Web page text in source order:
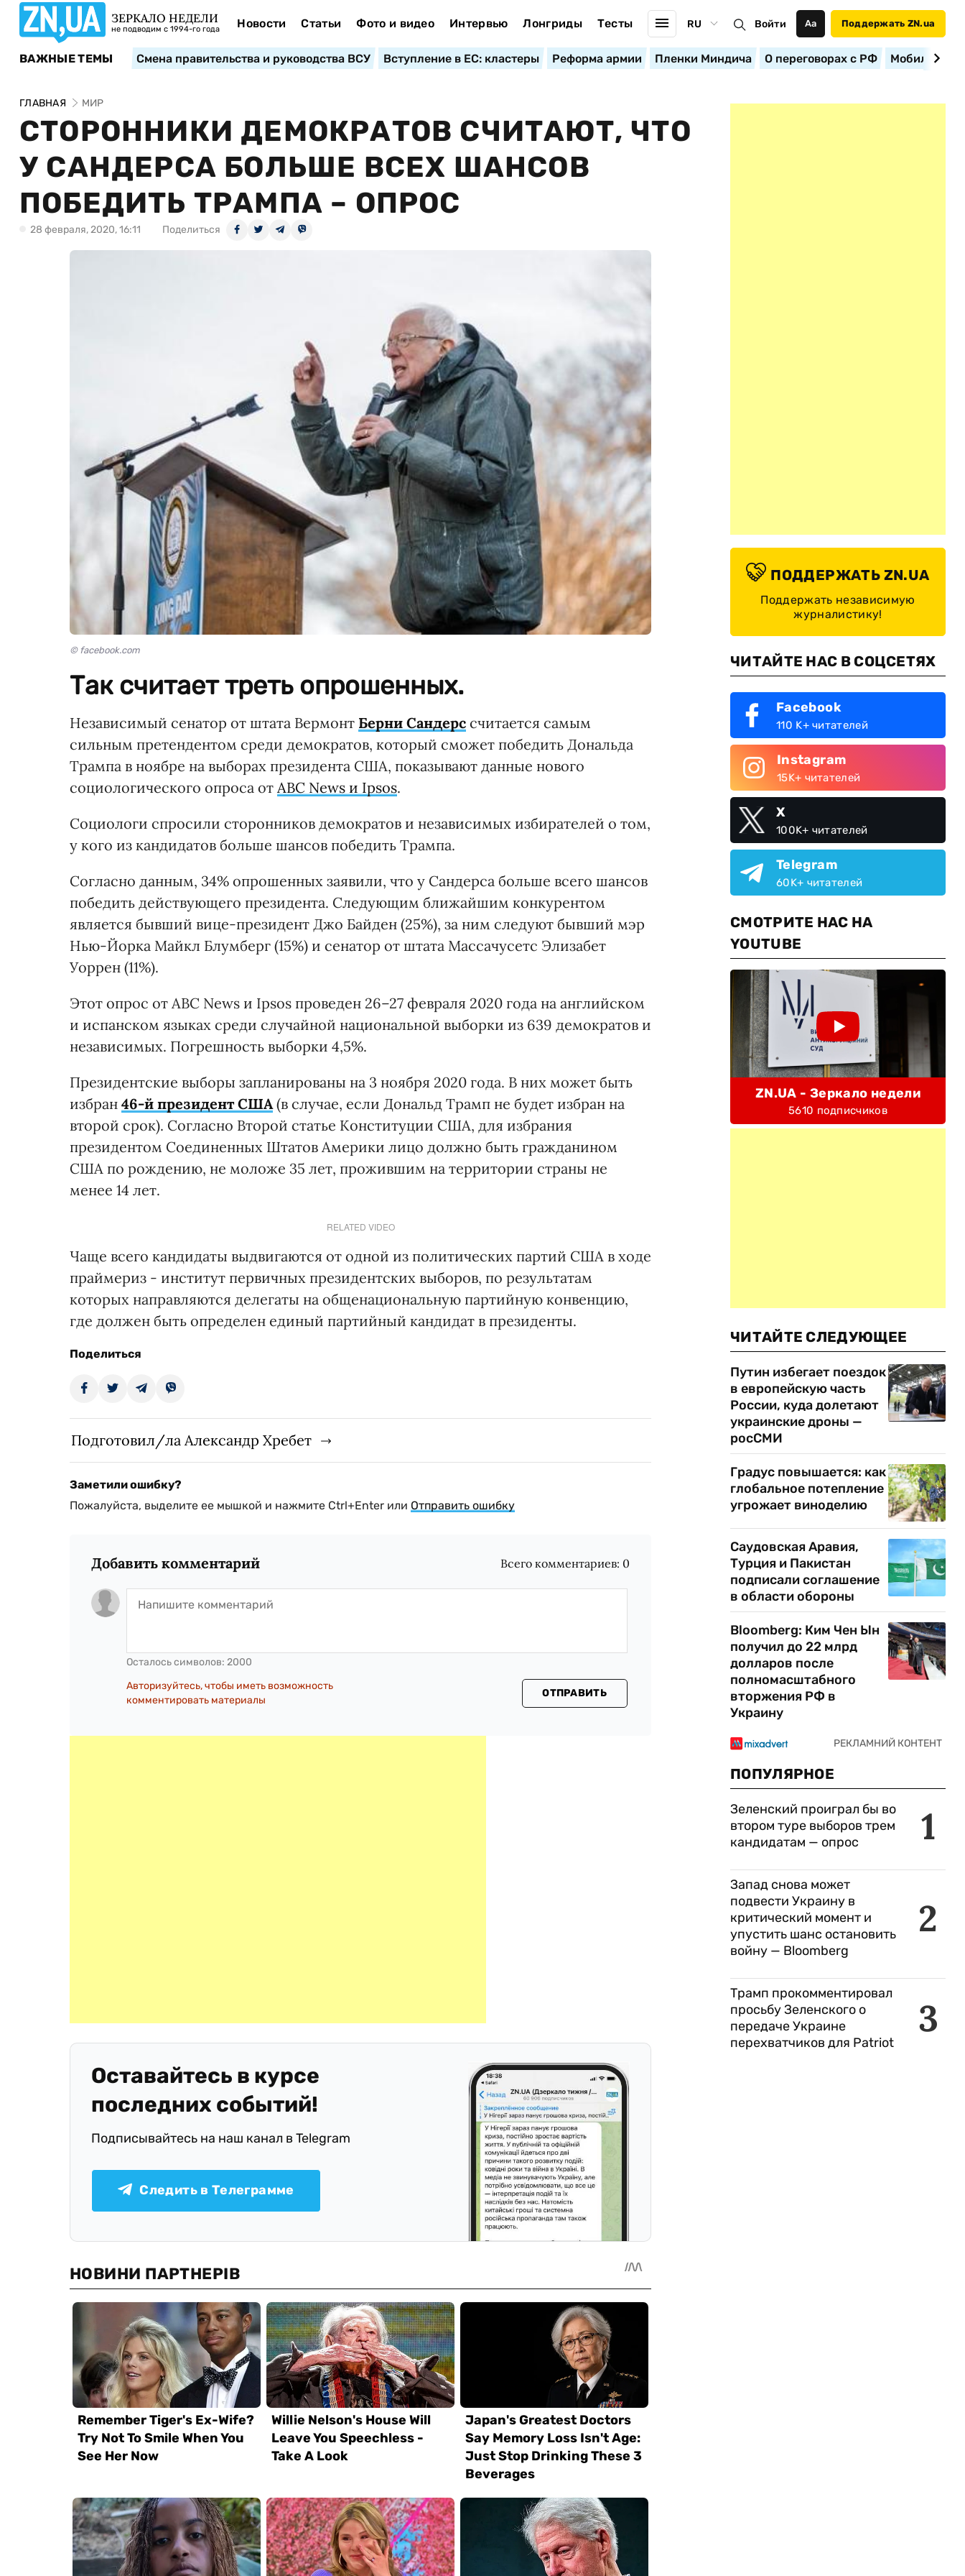
ЗЕРКАЛО НЕДЕЛИ
не подводим с 1994-го года Новости Статьи Фото и видео Интервью Лонгриды Тесты RU Войти Аа Поддержать ZN.ua
ВАЖНЫЕ ТЕМЫ Смена правительства и руководства ВСУ Вступление в ЕС: кластеры Реформа армии Пленки Миндича О переговорах с РФ
ГЛАВНАЯ МИР
СТОРОННИКИ ДЕМОКРАТОВ СЧИТАЮТ, ЧТО
У САНДЕРСА БОЛЬШЕ ВСЕХ ШАНСОВ
ПОБЕДИТЬ ТРАМПА – ОПРОС
28 февраля, 2020, 16:11 Поделиться
© facebook.com
Так считает треть опрошенных.
Независимый сенатор от штата Вермонт Берни Сандерс считается самым
сильным претендентом среди демократов, который сможет победить Дональда
Трампа в ноябре на выборах президента США, показывают данные нового
социологического опроса от ABC News и Ipsos.
Социологи спросили сторонников демократов и независимых избирателей о том,
у кого из кандидатов больше шансов победить Трампа.
Согласно данным, 34% опрошенных заявили, что у Сандерса больше всего шансов
победить действующего президента. Следующим ближайшим конкурентом
является бывший вице-президент Джо Байден (25%), за ним следуют бывший мэр
Нью-Йорка Майкл Блумберг (15%) и сенатор от штата Массачусетс Элизабет
Уоррен (11%).
Этот опрос от ABC News и Ipsos проведен 26–27 февраля 2020 года на английском
и испанском языках среди случайной национальной выборки из 639 демократов и
независимых. Погрешность выборки 4,5%.
Президентские выборы запланированы на 3 ноября 2020 года. В них может быть
избран 46-й президент США(в случае, если Дональд Трамп не будет избран на
второй срок). Согласно Второй статье Конституции США, для избрания
президентом Соединенных Штатов Америки лицо должно быть гражданином
США по рождению, не моложе 35 лет, прожившим на территории страны не
менее 14 лет.
RELATED VIDEO
Чаще всего кандидаты выдвигаются от одной из политических партий США в ходе
праймериз - институт первичных президентских выборов, по результатам
которых направляются делегаты на общенациональную партийную конвенцию,
где должен быть определен единый партийный кандидат в президенты.
Поделиться
Подготовил/ла Александр Хребет
Заметили ошибку?
Пожалуйста, выделите ее мышкой и нажмите Ctrl+Enter или Отправить ошибку
Добавить комментарий Всего комментариев: 0
Осталось символов: 2000
Авторизуйтесь, чтобы иметь возможность
комментировать материалы
ОТПРАВИТЬ
Оставайтесь в курсе
последних событий!
Подписывайтесь на наш канал в Telegram
Следить в Телеграмме
ПОДДЕРЖАТЬ ZN.UA
Поддержать независимую
журналистику!
ЧИТАЙТЕ НАС В СОЦСЕТЯХ
Facebook
110 K+ читателей
Instagram
15K+ читателей
X
100K+ читателей
Telegram
60K+ читателей
СМОТРИТЕ НАС НА
YOUTUBE
ZN.UA - Зеркало недели
5610 подписчиков
ЧИТАЙТЕ СЛЕДУЮЩЕЕ
Путин избегает поездок
в европейскую часть
России, куда долетают
украинские дроны —
росСМИ
Градус повышается: как
глобальное потепление
угрожает виноделию
Саудовская Аравия,
Турция и Пакистан
подписали соглашение
в области обороны
Bloomberg: Ким Чен Ын
получил до 22 млрд
долларов после
полномасштабного
вторжения РФ в
Украину
ПОПУЛЯРНОЕ
1
Зеленский проиграл бы во
втором туре выборов трем
кандидатам — опрос
2
Запад снова может
подвести Украину в
критический момент и
упустить шанс остановить
войну — Bloomberg
3
Трамп прокомментировал
просьбу Зеленского о
передаче Украине
перехватчиков для Patriot